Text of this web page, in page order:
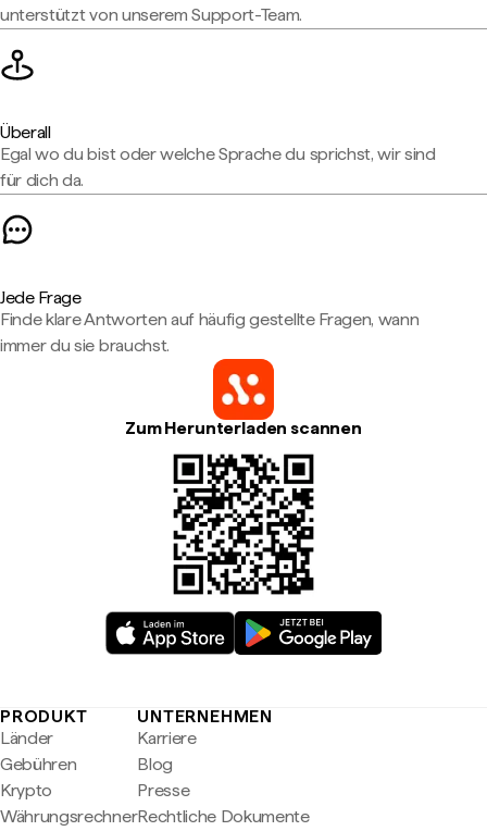
unterstützt von unserem Support-Team.
Überall
Egal wo du bist oder welche Sprache du sprichst, wir sind
für dich da.
Jede Frage
Finde klare Antworten auf häufig gestellte Fragen, wann
immer du sie brauchst.
Zum Herunterladen scannen
PRODUKT
Länder
Gebühren
Krypto
Währungsrechner
UNTERNEHMEN
Karriere
Blog
Presse
Rechtliche Dokumente